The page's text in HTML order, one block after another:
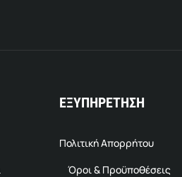
ΕΞΥΠΗΡΕΤΗΣΗ
Πολιτική Απορρήτου
Όροι & Προϋποθέσεις